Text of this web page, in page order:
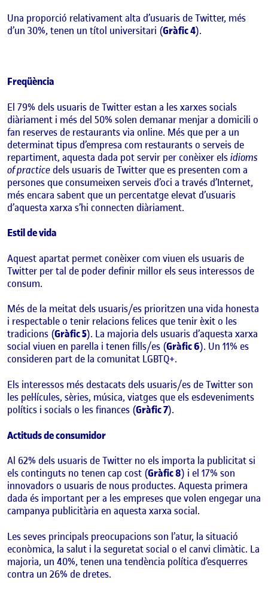
Una proporció relativament alta d’usuaris de Twitter, més
d’un 30%, tenen un títol universitari (Gràfic 4).
Freqüència
El 79% dels usuaris de Twitter estan a les xarxes socials
diàriament i més del 50% solen demanar menjar a domicili o
fan reserves de restaurants via online. Més que per a un
determinat tipus d’empresa com restaurants o serveis de
repartiment, aquesta dada pot servir per conèixer elsidioms
of practice dels usuaris de Twitter que es presenten com a
persones que consumeixen serveis d’oci a través d’Internet,
més encara sabent que un percentatge elevat d’usuaris
d’aquesta xarxa s’hi connecten diàriament.
Estil de vida
Aquest apartat permet conèixer com viuen els usuaris de
Twitter per tal de poder definir millor els seus interessos de
consum.
Més de la meitat dels usuaris/es prioritzen una vida honesta
i respectable o tenir relacions felices que tenir èxit o les
tradicions (Gràfic 5). La majoria dels usuaris d’aquesta xarxa
social viuen en parella i tenen fills/es (Gràfic 6). Un 11% es
consideren part de la comunitat LGBTQ+.
Els interessos més destacats dels usuaris/es de Twitter son
les pel·lícules, sèries, música, viatges que els esdeveniments
polítics i socials o les finances (Gràfic 7).
Actituds de consumidor
Al 62% dels usuaris de Twitter no els importa la publicitat si
els continguts no tenen cap cost (Gràfic 8) i el 17% son
innovadors o usuaris de nous productes. Aquesta primera
dada és important per a les empreses que volen engegar una
campanya publicitària en aquesta xarxa social.
Les seves principals preocupacions son l’atur, la situació
econòmica, la salut i la seguretat social o el canvi climàtic. La
majoria, un 40%, tenen una tendència política d’esquerres
contra un 26% de dretes.